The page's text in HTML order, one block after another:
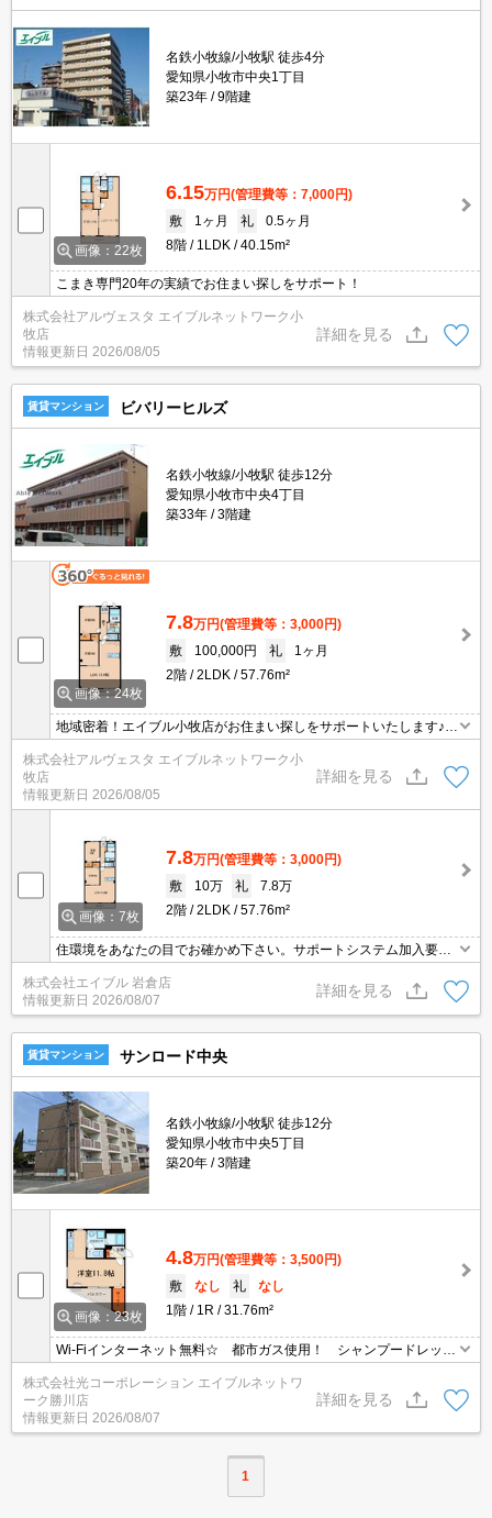
名鉄小牧線/小牧駅 徒歩4分
愛知県小牧市中央1丁目
築23年
9階建
画像：22枚
6.15万円(管理費等：7,000円)
敷
1ヶ月 礼
0.5ヶ月
8階
1LDK 40.15m²
こまき専門20年の実績でお住まい探しをサポート！
株式会社アルヴェスタ エイブルネットワーク小
牧店
情報更新日 2026/08/05
詳細を見る
賃貸マンション ビバリーヒルズ
名鉄小牧線/小牧駅 徒歩12分
愛知県小牧市中央4丁目
築33年
3階建
画像：24枚
7.8万円(管理費等：3,000円)
敷
100,000円 礼
1ヶ月
2階
2LDK 57.76m²
地域密着！エイブル小牧店がお住まい探しをサポートいたします♪
南向きで日当り良好。買い物便利。生活便利です。
株式会社アルヴェスタ エイブルネットワーク小
牧店
情報更新日 2026/08/05
詳細を見る
画像：7枚
7.8万円(管理費等：3,000円)
敷
10万 礼
7.8万
2階
2LDK 57.76m²
住環境をあなたの目でお確かめ下さい。サポートシステム加入要1,1
00円/月。ペット応相談。
株式会社エイブル 岩倉店
情報更新日 2026/08/07
詳細を見る
賃貸マンション サンロード中央
名鉄小牧線/小牧駅 徒歩12分
愛知県小牧市中央5丁目
築20年
3階建
画像：23枚
4.8万円(管理費等：3,500円)
敷
なし 礼
なし
1階
1R 31.76m²
Wi-Fiインターネット無料☆ 都市ガス使用！ シャンプードレッサ
ー・エアコン・ＴＶインターホン付き！
株式会社光コーポレーション エイブルネットワ
ーク勝川店
情報更新日 2026/08/07
詳細を見る
1